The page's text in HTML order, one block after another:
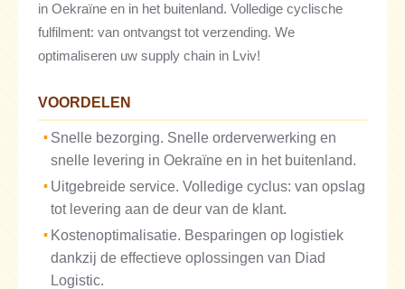
in Oekraïne en in het buitenland. Volledige cyclische
fulfilment: van ontvangst tot verzending. We
optimaliseren uw supply chain in Lviv!
VOORDELEN
Snelle bezorging. Snelle orderverwerking en
snelle levering in Oekraïne en in het buitenland.
Uitgebreide service. Volledige cyclus: van opslag
tot levering aan de deur van de klant.
Kostenoptimalisatie. Besparingen op logistiek
dankzij de effectieve oplossingen van Diad
Logistic.